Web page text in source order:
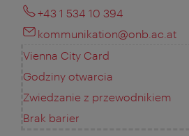
+43 1 534 10 394
kommunikation@onb.ac.at
Vienna City Card
Godziny otwarcia
Zwiedzanie z przewodnikiem
Brak barier